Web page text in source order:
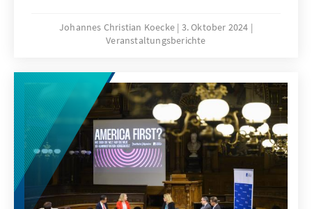
die – lange zurück – mal von Marcel Reich-
Ranicki erreicht worden ist. Es erwies sich als
des Beethovenfestes zu setzen. Und Navid
Kermani entwickelt einen reflexiven Sog, der
von dem gedanklichen Vakuum um uns
herum seine Kraft erhält. Zusammen mit der
Schauspielerin Eva Mattes und den Musikern
Pi-hsien Chen und Manos Tsangaris wurden
Bonn zwei herausgehobene Stunden
gewährt.
Johannes Christian Koecke 3. Oktober 2024
Veranstaltungsberichte